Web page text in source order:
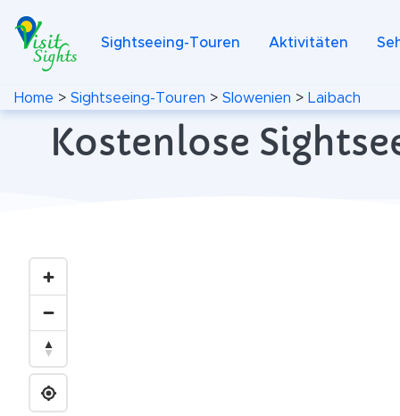
Sightseeing-Touren Aktivitäten
Home > Sightseeing-Touren > Slowenien > Laibach
Kostenlose